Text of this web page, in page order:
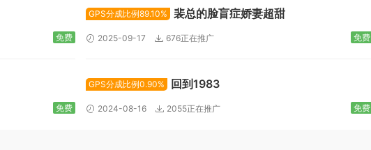
免费
GPS分成比例89.10% 裴总的脸盲症娇妻超甜
2025-09-17 676正在推广 免费
免费
GPS分成比例0.90% 回到1983
2024-08-16 2055正在推广 免费